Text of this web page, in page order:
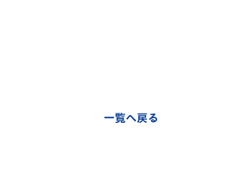
一覧へ戻る